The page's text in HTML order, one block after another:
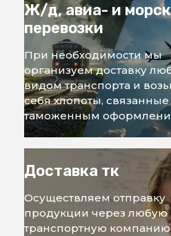
Ж/д, авиа- и
перевозки
При необходимости мы
организуем доставку
видом транспорта и
себя хлопоты, связанные
таможенным
Доставка тк
Осуществляем отправку
продукции через любую
транспортную